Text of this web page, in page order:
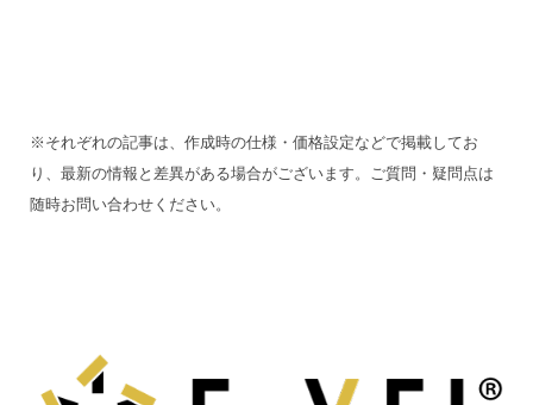
※それぞれの記事は、作成時の仕様・価格設定などで掲載してお
り、最新の情報と差異がある場合がございます。ご質問・疑問点は
随時お問い合わせください。